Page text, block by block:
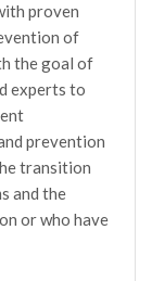
proven
of
the goal of
experts to
prevention
transition
and the
or who have